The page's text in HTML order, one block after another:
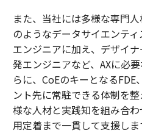
また、当社には多様な専門
のようなデータサイエンテ
エンジニアに加え、デザイ
発エンジニアなど、AXに必
らに、CoEのキーとなる
ント先に常駐できる体制を
様な人材と実践知を組み合
用定着まで一貫して支援しま